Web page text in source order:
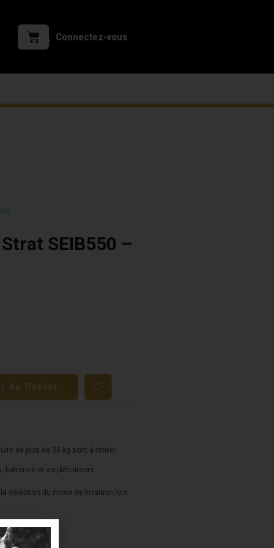
Connectez-vous
SEIB550 –
Au Panier
de plus de 30 kg sont à retirer
batteries et amplificateurs.
sélection du mode de livraison lors